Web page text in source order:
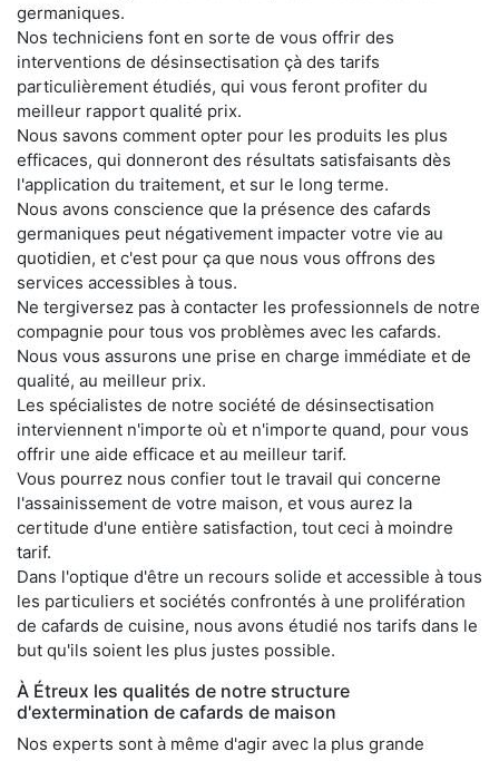
germaniques.
Nos techniciens font en sorte de vous offrir des
interventions de désinsectisation çà des tarifs
particulièrement étudiés, qui vous feront profiter du
meilleur rapport qualité prix.
Nous savons comment opter pour les produits les plus
efficaces, qui donneront des résultats satisfaisants dès
l'application du traitement, et sur le long terme.
Nous avons conscience que la présence des cafards
germaniques peut négativement impacter votre vie au
quotidien, et c'est pour ça que nous vous offrons des
services accessibles à tous.
Ne tergiversez pas à contacter les professionnels de notre
compagnie pour tous vos problèmes avec les cafards.
Nous vous assurons une prise en charge immédiate et de
qualité, au meilleur prix.
Les spécialistes de notre société de désinsectisation
interviennent n'importe où et n'importe quand, pour vous
offrir une aide efficace et au meilleur tarif.
Vous pourrez nous confier tout le travail qui concerne
l'assainissement de votre maison, et vous aurez la
certitude d'une entière satisfaction, tout ceci à moindre
tarif.
Dans l'optique d'être un recours solide et accessible à tous
les particuliers et sociétés confrontés à une prolifération
de cafards de cuisine, nous avons étudié nos tarifs dans le
but qu'ils soient les plus justes possible.
À Étreux les qualités de notre structure
d'extermination de cafards de maison
Nos experts sont à même d'agir avec la plus grande